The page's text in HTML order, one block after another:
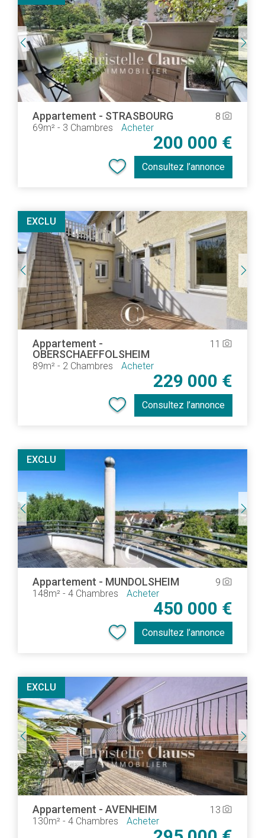
Appartement - STRASBOURG
69m² - 3 Chambres Acheter
8 camera_alt
200 000 €
Consultez l’annonce
EXCLU
Appartement -
OBERSCHAEFFOLSHEIM
89m² - 2 Chambres Acheter
11 camera_alt
229 000 €
Consultez l’annonce
EXCLU
Appartement - MUNDOLSHEIM
148m² - 4 Chambres Acheter
9 camera_alt
450 000 €
Consultez l’annonce
EXCLU
Appartement - AVENHEIM
130m² - 4 Chambres Acheter
13 camera_alt